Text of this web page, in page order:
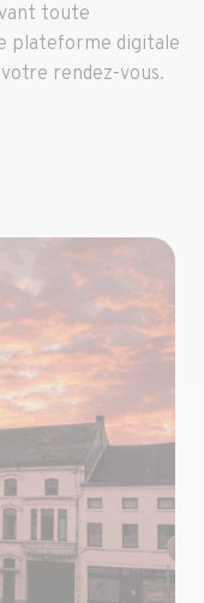
toute
plateforme digitale
rendez-vous.